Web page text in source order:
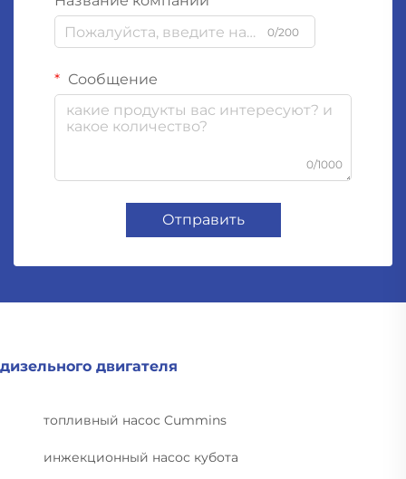
0/200
Сообщение
0/1000
Отправить
дизельного двигателя
топливный насос Cummins
инжекционный насос кубота